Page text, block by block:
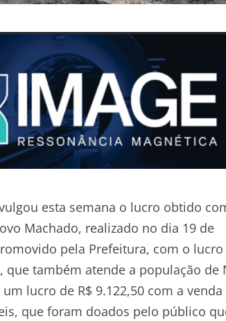
esta semana o lucro obtido
Machado, realizado no dia 19 de
pela Prefeitura, com o lucro
que também atende a população de
lucro de R$ 9.122,50 com a venda
que foram doados pelo público